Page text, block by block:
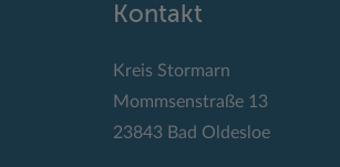
Kontakt
Kreis Stormarn
Mommsenstraße 13
23843 Bad Oldesloe